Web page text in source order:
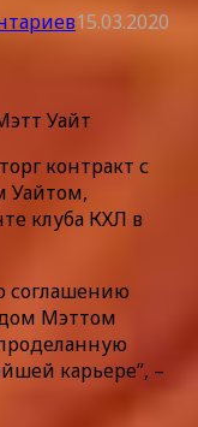
15.03.2020
Уайт
контракт с
Уайтом,
клуба КХЛ в
соглашению
Мэттом
карьере”, –